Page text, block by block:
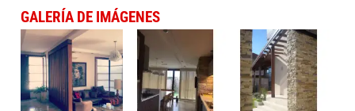
GALERÍA DE IMÁGENES